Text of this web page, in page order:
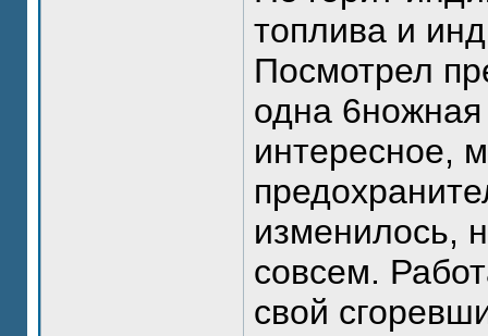
топлива и
Посмотрел
одна
интересное,
изменилось,
совсем.
свой